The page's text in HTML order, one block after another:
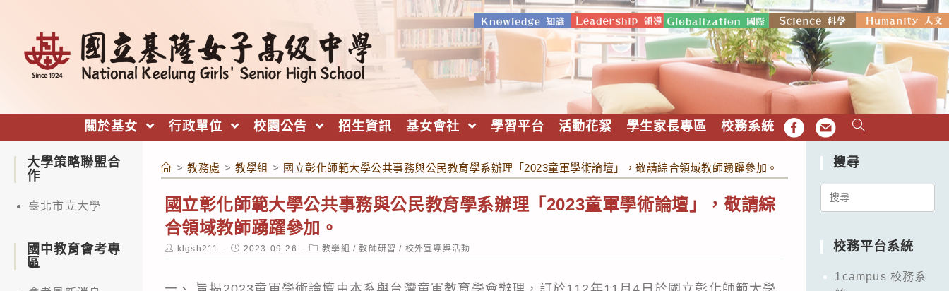
關於基女 行政單位 校園公告 招生資訊 基女會社 學習平台 活動花絮 學生家長專區 校務系統 FB EMAIL
> 教務處 > 教學組 > 國立彰化師範大學公共事務與公民教育學系辦理「2023童軍學術論壇」，敬請綜合領域教師踴躍參加。
國立彰化師範大學公共事務與公民教育學系辦理「2023童軍學術論壇」，敬請綜
合領域教師踴躍參加。
Post
author:
klgsh211
Post
published:
2023-09-26
Post
category:
教學組 / 教師研習 / 校外宣導與活動
大學策略聯盟合
作
臺北市立大學
國中教育會考專
區
搜尋
Search
校務平台系統
1campus 校務系